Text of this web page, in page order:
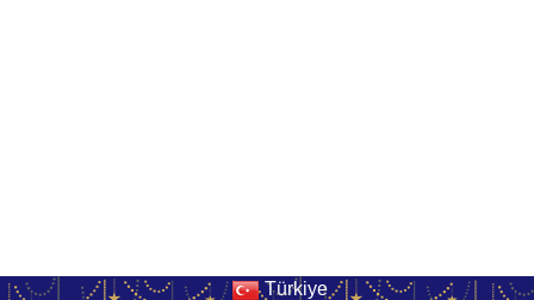
Türkiye